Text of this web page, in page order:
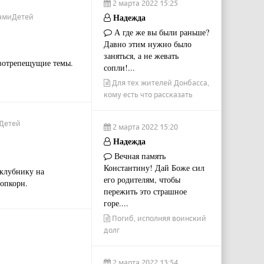
темы.
на
2 марта 2022 15:25
Надежда
А где же вы были раньше?
Давно этим нужно было
заняться, а не жевать
сопли!...
Для тех жителей Донбасса,
кому есть что рассказать
2 марта 2022 15:20
Надежда
Вечная память
Константину! Дай Боже сил
его родителям, чтобы
пережить это страшное
горе....
Погиб, исполняя воинский
долг